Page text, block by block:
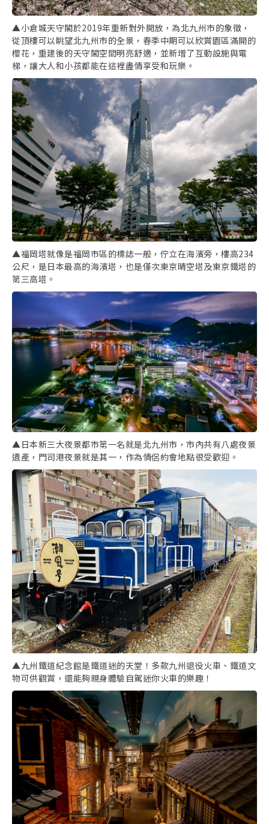
▲小倉城天守閣於2019年重新對外開放，為北九州市的象徵，
從頂樓可以眺望北九州市的全景，春季中期可以欣賞園區滿開的
櫻花，重建後的天守閣空間明亮舒適，並新增了互動設施與電
梯，讓大人和小孩都能在這裡盡情享受和玩樂。
▲福岡塔就像是福岡市區的標誌一般，佇立在海濱旁，樓高234
公尺，是日本最高的海濱塔，也是僅次東京晴空塔及東京鐵塔的
第三高塔。
▲日本新三大夜景都市第一名就是北九州市，市內共有八處夜景
遺產，門司港夜景就是其一，作為情侶約會地點很受歡迎。
▲九州鐵道紀念館是鐵道迷的天堂！多款九州退役火車、鐵道文
物可供觀賞，還能夠親身體驗自駕迷你火車的樂趣！